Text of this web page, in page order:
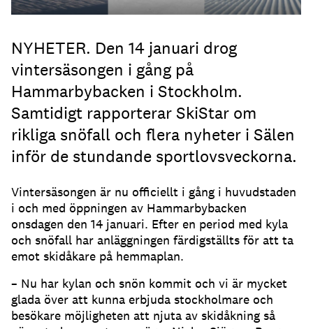
NYHETER. Den 14 januari drog
vintersäsongen i gång på
Hammarbybacken i Stockholm.
Samtidigt rapporterar SkiStar om
rikliga snöfall och flera nyheter i Sälen
inför de stundande sportlovsveckorna.
Vintersäsongen är nu officiellt i gång i huvudstaden
i och med öppningen av Hammarbybacken
onsdagen den 14 januari. Efter en period med kyla
och snöfall har anläggningen färdigställts för att ta
emot skidåkare på hemmaplan.
– Nu har kylan och snön kommit och vi är mycket
glada över att kunna erbjuda stockholmare och
besökare möjligheten att njuta av skidåkning så